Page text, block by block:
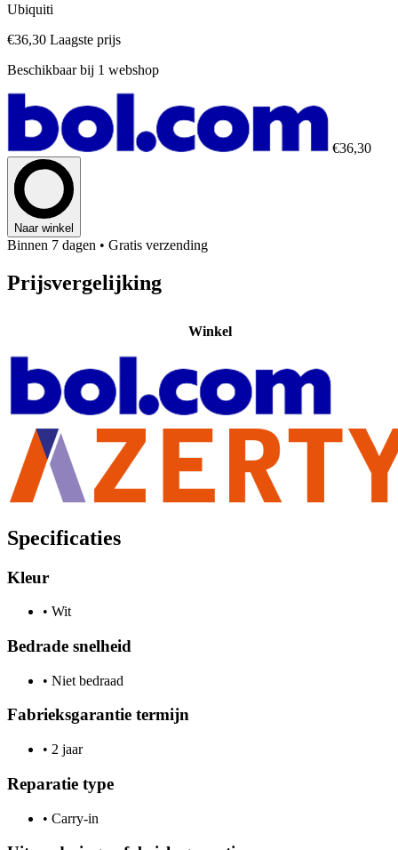
Ubiquiti
€36,30 Laagste prijs
Beschikbaar bij 1 webshop
€36,30
Naar winkel
Binnen 7 dagen • Gratis verzending
Prijsvergelijking
Winkel
Specificaties
Kleur
• Wit
Bedrade snelheid
• Niet bedraad
Fabrieksgarantie termijn
• 2 jaar
Reparatie type
• Carry-in